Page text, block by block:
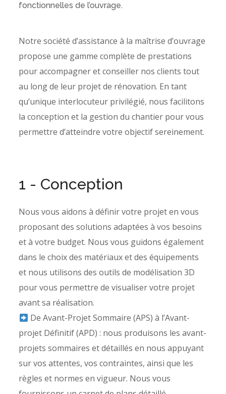
fonctionnelles de l’ouvrage.
Notre société d’assistance à la maîtrise d’ouvrage
propose une gamme complète de prestations
pour accompagner et conseiller nos clients tout
au long de leur projet de rénovation. En tant
qu’unique interlocuteur privilégié, nous facilitons
la conception et la gestion du chantier pour vous
permettre d’atteindre votre objectif sereinement.
1 - Conception
Nous vous aidons à définir votre projet en vous
proposant des solutions adaptées à vos besoins
et à votre budget. Nous vous guidons également
dans le choix des matériaux et des équipements
et nous utilisons des outils de modélisation 3D
pour vous permettre de visualiser votre projet
avant sa réalisation.
De Avant-Projet Sommaire (APS) à l’Avant-
projet Définitif (APD) : nous produisons les avant-
projets sommaires et détaillés en nous appuyant
sur vos attentes, vos contraintes, ainsi que les
règles et normes en vigueur. Nous vous